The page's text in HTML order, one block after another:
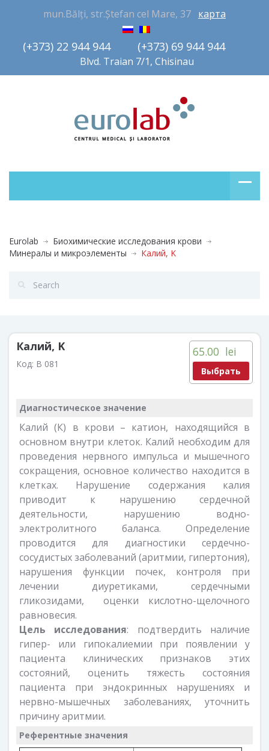
mun.Bălți, str.Ștefan cel Mare, 37 карта
(+373) 22 944 944         (+373) 69 944 944
Blvd. Traian 7/1, Chisinau
Eurolab
Биохимические исследования крови
Минералы и микроэлементы
Калий, K
65.00 lei
Выбрать
Калий, K
Код: B 081
Диагностическое значение
Калий (К) в крови – катион, находящийся в
основном внутри клеток. Калий необходим для
проведения нервного импульса и мышечного
сокращения, основное количество находится в
клетках. Нарушение содержания калия
приводит к нарушению сердечной
деятельности, нарушению водно-
электролитного баланса. Определение
проводится для диагностики сердечно-
сосудистых заболеваний (аритмии, гипертония),
нарушения функции почек, контроля при
лечении диуретиками, сердечными
гликозидами, оценки кислотно-щелочного
равновесия.
Цель исследования: подтвердить наличие
гипер- или гипокалиемии при появлении у
пациента клинических признаков этих
состояний, оценить тяжесть состояния
пациента при эндокринных нарушениях и
нервно-мышечных заболеваниях, уточнить
причину аритмии.
Референтные значения